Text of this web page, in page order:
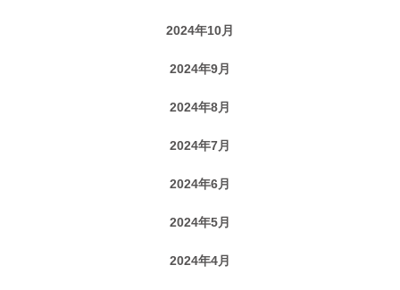
2024年10月
2024年9月
2024年8月
2024年7月
2024年6月
2024年5月
2024年4月